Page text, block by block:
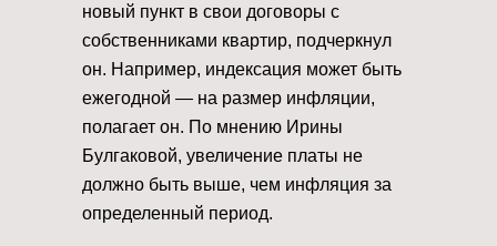
новый пункт в свои договоры с
собственниками квартир, подчеркнул
он. Например, индексация может быть
ежегодной — на размер инфляции,
полагает он. По мнению Ирины
Булгаковой, увеличение платы не
должно быть выше, чем инфляция за
определенный период.